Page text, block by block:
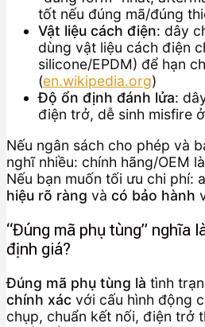
tốt nếu đúng mã/đúng
Vật liệu cách điện: dây
dùng vật liệu cách điện
silicone/EPDM) để hạn
(en.wikipedia.org)
Độ ổn định đánh lửa:
điện trở, dễ sinh misfire
Nếu ngân sách cho phép và
nghĩ nhiều: chính hãng/OEM
Nếu bạn muốn tối ưu chi phí:
hiệu rõ ràng và có bảo hành
“Đúng mã phụ tùng” nghĩa
định giá?
Đúng mã phụ tùng là tình
chính xác với cấu hình động
chụp, chuẩn kết nối, điện trở